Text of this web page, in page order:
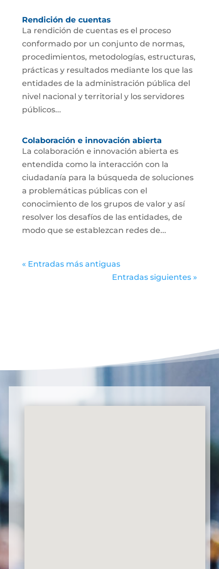
Rendición de cuentas
La rendición de cuentas es el proceso
conformado por un conjunto de normas,
procedimientos, metodologías, estructuras,
prácticas y resultados mediante los que las
entidades de la administración pública del
nivel nacional y territorial y los servidores
públicos...
Colaboración e innovación abierta
La colaboración e innovación abierta es
entendida como la interacción con la
ciudadanía para la búsqueda de soluciones
a problemáticas públicas con el
conocimiento de los grupos de valor y así
resolver los desafíos de las entidades, de
modo que se establezcan redes de...
« Entradas más antiguas
Entradas siguientes »